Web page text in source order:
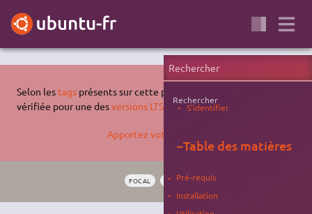
Selon les tags présents sur cette page, celle-ci n'a pas été
vérifiée pour une desversions LTS supportées d'Ubuntu
Apportez votre aide…
FOCAL BIONIC XENIAL
Rechercher
S'identifier
−Table des matières
Pré-requis
Installation